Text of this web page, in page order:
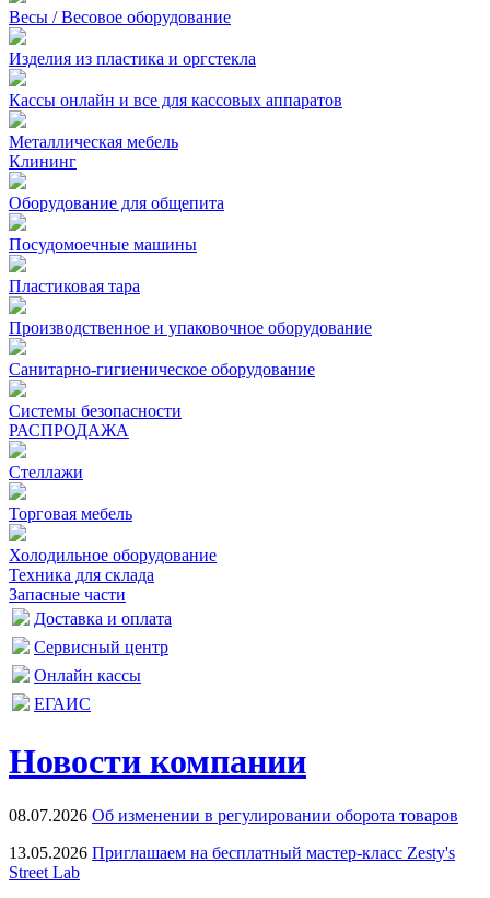
Весы / Весовое оборудование
Изделия из пластика и оргстекла
Кассы онлайн и все для кассовых аппаратов
Металлическая мебель
Клининг
Оборудование для общепита
Посудомоечные машины
Пластиковая тара
Производственное и упаковочное оборудование
Санитарно-гигиеническое оборудование
Системы безопасности
РАСПРОДАЖА
Стеллажи
Торговая мебель
Холодильное оборудование
Техника для склада
Запасные части
Доставка и оплата
Сервисный центр
Онлайн кассы
ЕГАИС
Новости компании
08.07.2026 Об изменении в регулировании оборота товаров
13.05.2026 Приглашаем на бесплатный мастер-класс Zesty's
Street Lab